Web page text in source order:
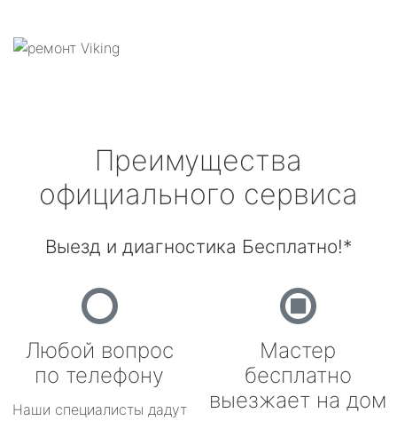
Преимущества
официального сервиса
Выезд и диагностика Бесплатно!*
Любой вопрос
по телефону
Наши специалисты дадут
Мастер
бесплатно
выезжает на дом